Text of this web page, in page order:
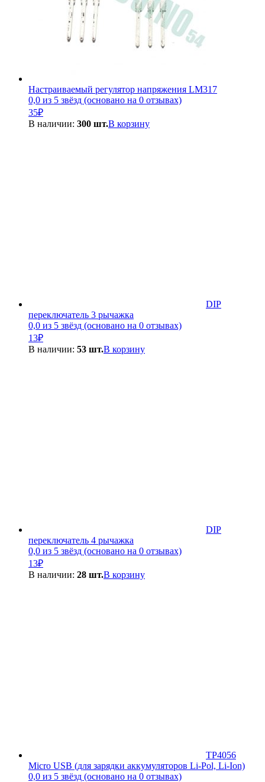
Настраиваемый регулятор напряжения LM317
0,0 из 5 звёзд (основано на 0 отзывах)
35₽
В наличии: 300 шт.В корзину
DIP
переключатель 3 рычажка
0,0 из 5 звёзд (основано на 0 отзывах)
13₽
В наличии: 53 шт.В корзину
DIP
переключатель 4 рычажка
0,0 из 5 звёзд (основано на 0 отзывах)
13₽
В наличии: 28 шт.В корзину
TP4056
Micro USB (для зарядки аккумуляторов Li-Pol, Li-Ion)
0,0 из 5 звёзд (основано на 0 отзывах)